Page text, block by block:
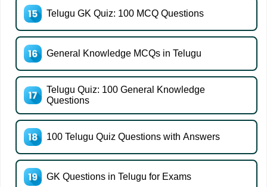
Telugu GK Quiz: 100 MCQ Questions
General Knowledge MCQs in Telugu
Telugu Quiz: 100 General Knowledge
Questions
100 Telugu Quiz Questions with Answers
GK Questions in Telugu for Exams